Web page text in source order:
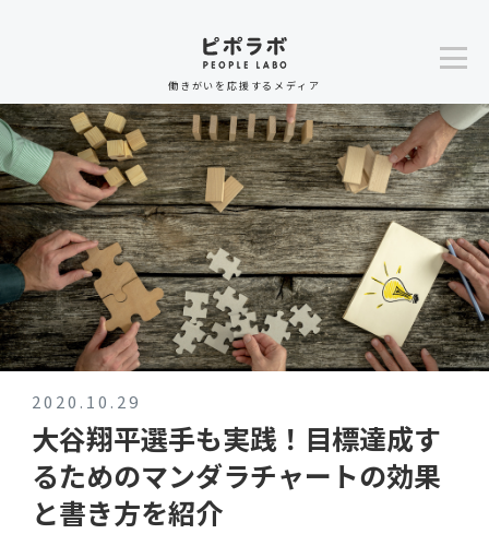
働きがいを応援するメディア
2020.10.29
大谷翔平選手も実践！目標達成す
るためのマンダラチャートの効果
と書き方を紹介